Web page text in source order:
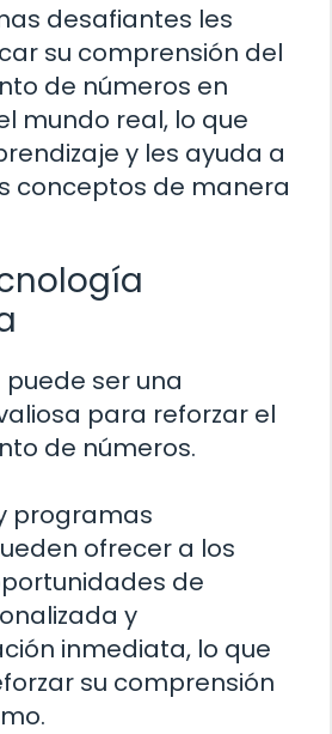
desafiantes les
su comprensión del
de números en
mundo real, lo que
y les ayuda a
conceptos de manera
ser una
para reforzar el
de números.
programas
ofrecer a los
de
y
inmediata, lo que
su comprensión